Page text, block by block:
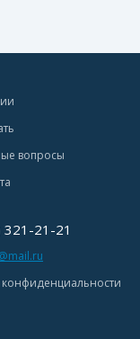
вопросы
321-21-21
конфиденциальности